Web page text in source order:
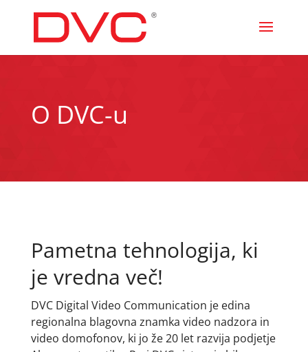
O DVC-u
Pametna tehnologija, ki
je vredna več!
DVC Digital Video Communication je edina
regionalna blagovna znamka video nadzora in
video domofonov, ki jo že 20 let razvija podjetje